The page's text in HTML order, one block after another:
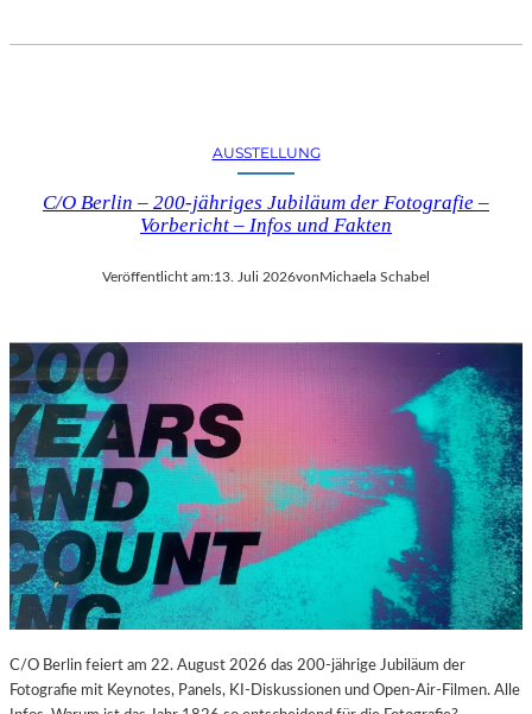
AUSSTELLUNG
C/O Berlin – 200-jähriges Jubiläum der Fotografie –
Vorbericht – Infos und Fakten
Veröffentlicht am:13. Juli 2026von Michaela Schabel
C/O Berlin feiert am 22. August 2026 das 200-jährige Jubiläum der
Fotografie mit Keynotes, Panels, KI-Diskussionen und Open-Air-Filmen. Alle